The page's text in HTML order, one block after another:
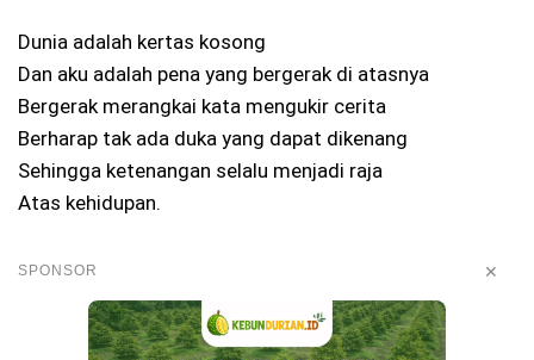
Dunia adalah kertas kosong
Dan aku adalah pena yang bergerak di atasnya
Bergerak merangkai kata mengukir cerita
Berharap tak ada duka yang dapat dikenang
Sehingga ketenangan selalu menjadi raja
Atas kehidupan.
SPONSOR ✕